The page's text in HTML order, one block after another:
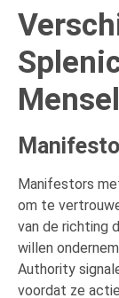
Manifestors
om te
van de richting
willen
Authority
voordat ze